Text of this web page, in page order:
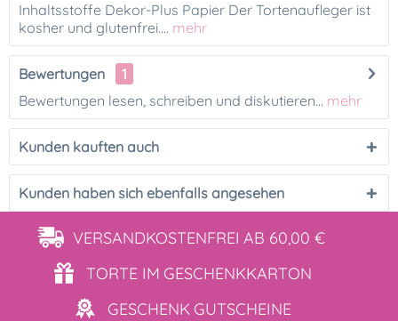
Inhaltsstoffe Dekor-Plus Papier Der Tortenaufleger ist
kosher und glutenfrei.... mehr
Bewertungen
1
Bewertungen lesen, schreiben und diskutieren... mehr
Kunden kauften auch
Kunden haben sich ebenfalls angesehen
VERSANDKOSTENFREI AB 60,00 €
TORTE IM GESCHENKKARTON
GESCHENK GUTSCHEINE